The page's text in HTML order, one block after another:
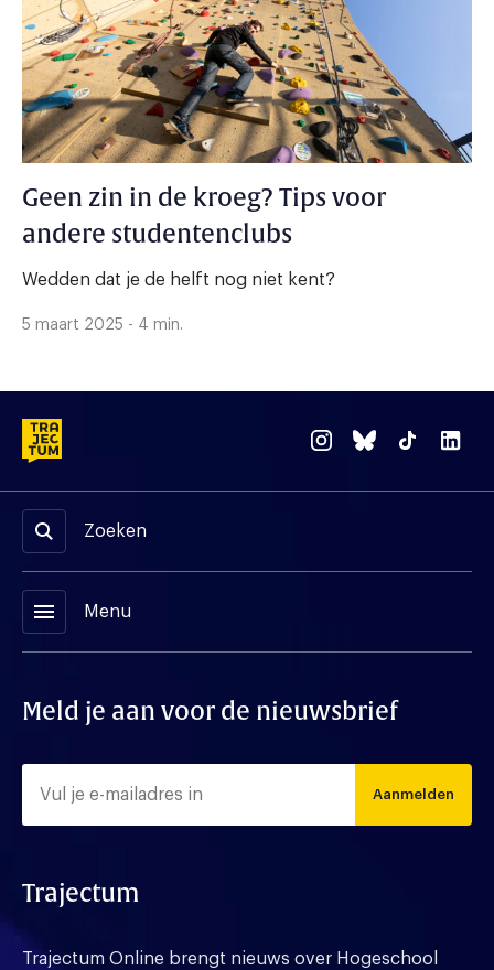
Geen zin in de kroeg? Tips voor
andere studentenclubs
Wedden dat je de helft nog niet kent?
5 maart 2025 - 4 min.
Zoeken
menu Menu
Meld je aan voor de nieuwsbrief
Aanmelden
Trajectum
Trajectum Online brengt nieuws over Hogeschool